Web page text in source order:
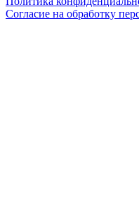
Согласие на обработку